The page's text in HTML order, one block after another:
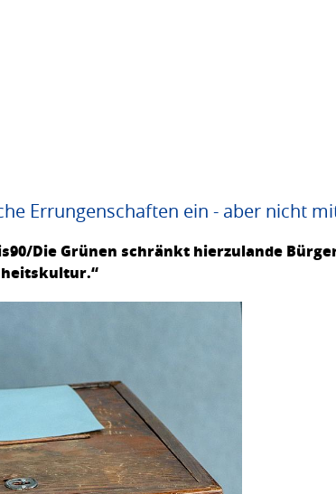
Errungenschaften ein - aber nicht
Die Grünen schränkt hierzulande